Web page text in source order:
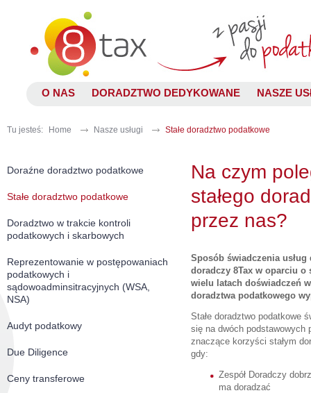
O NAS DORADZTWO DEDYKOWANE NASZE
Tu jesteś: Home Nasze usługi Stałe doradztwo podatkowe
Doraźne doradztwo podatkowe
Stałe doradztwo podatkowe
Doradztwo w trakcie kontroli
podatkowych i skarbowych
Reprezentowanie w postępowaniach
podatkowych i
sądowoadminsitracyjnych (WSA,
NSA)
Audyt podatkowy
Due Diligence
Ceny transferowe
Na czym
stałego
przez nas?
Sposób świadczenia usług
doradczy 8Tax w oparciu o
wielu latach doświadczeń
doradztwa podatkowego
Stałe doradztwo podatkowe
się na dwóch podstawowych
znaczące korzyści stałym
gdy:
Zespół Doradczy
ma doradzać